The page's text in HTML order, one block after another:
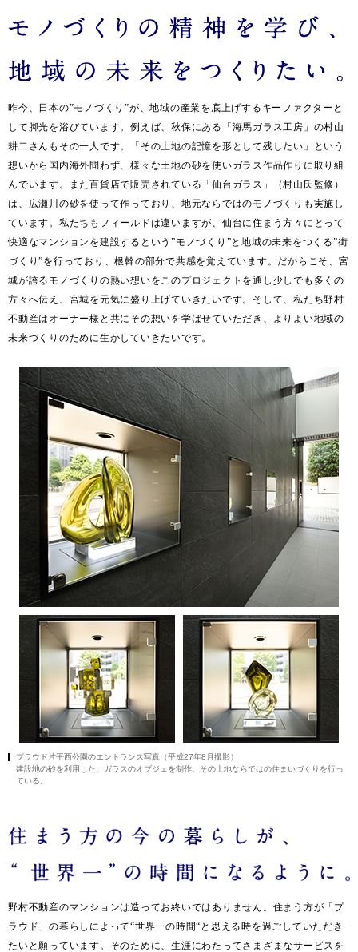
昨今、日本の”モノづくり”が、地域の産業を底上げするキーファクターと
して脚光を浴びています。例えば、秋保にある「海馬ガラス工房」の村山
耕二さんもその一人です。「その土地の記憶を形として残したい」という
想いから国内海外問わず、様々な土地の砂を使いガラス作品作りに取り組
んでいます。また百貨店で販売されている「仙台ガラス」（村山氏監修）
は、広瀬川の砂を使って作っており、地元ならではのモノづくりも実施し
ています。私たちもフィールドは違いますが、仙台に住まう方々にとって
快適なマンションを建設するという”モノづくり”と地域の未来をつくる”街
づくり”を行っており、根幹の部分で共感を覚えています。だからこそ、宮
城が誇るモノづくりの熱い想いをこのプロジェクトを通し少しでも多くの
方々へ伝え、宮城を元気に盛り上げていきたいです。そして、私たち野村
不動産はオーナー様と共にその想いを学ばせていただき、よりよい地域の
未来づくりのために生かしていきたいです。
プラウド片平西公園のエントランス写真（平成27年8月撮影）
建設地の砂を利用した、ガラスのオブジェを制作。その土地ならではの住まいづくりを行っ
ている。
野村不動産のマンションは造ってお終いではありません。住まう方が「プ
ラウド」の暮らしによって“世界一の時間“と思える時を過ごしていただき
たいと願っています。そのために、生涯にわたってさまざまなサービスを